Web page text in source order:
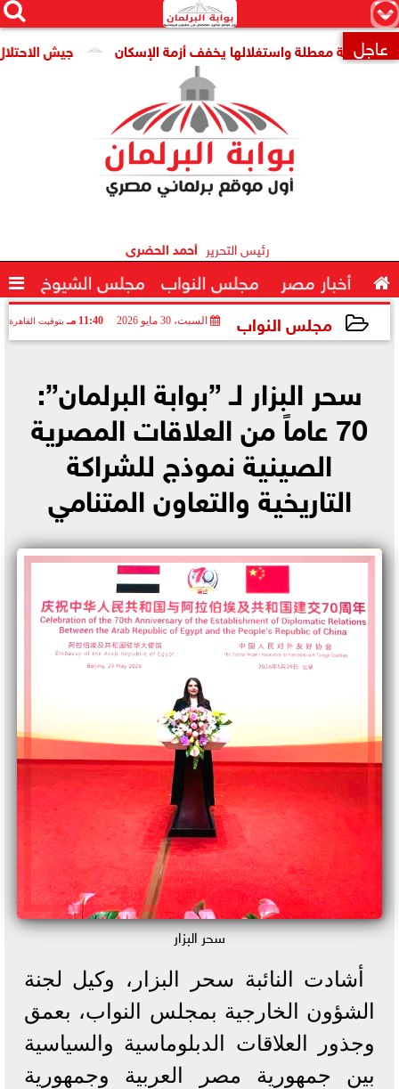
×


 عاجل جيش الاحتلال: مقتل جنديين معطلة واستغلالها يخفف أزمة الإسكان
رئيس التحرير أحمد الحضرى
 أخبار مصر مجلس النواب مجلس الشيوخ 
مجلس النواب السبت، 30 مايو 2026 11:40 مـ بتوقيت القاهرة
سحر البزار لـ ”بوابة البرلمان”:
70 عاماً من العلاقات المصرية
الصينية نموذج للشراكة
التاريخية والتعاون المتنامي
سحر البزار
​أشادت النائبة سحر البزار، وكيل لجنة
الشؤون الخارجية بمجلس النواب، بعمق
وجذور العلاقات الدبلوماسية والسياسية
بين جمهورية مصر العربية وجمهورية